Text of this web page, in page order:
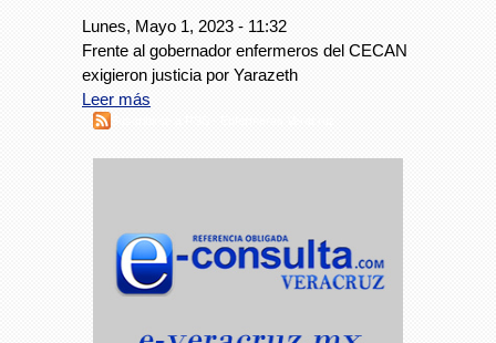
Lunes, Mayo 1, 2023 - 11:32
Frente al gobernador enfermeros del CECAN
exigieron justicia por Yarazeth
Leer más